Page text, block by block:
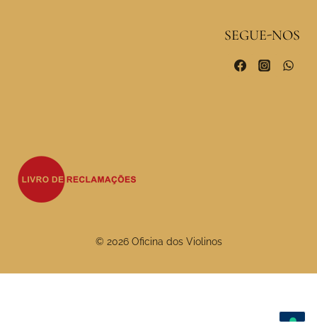
SEGUE-NOS
© 2026 Oficina dos Violinos